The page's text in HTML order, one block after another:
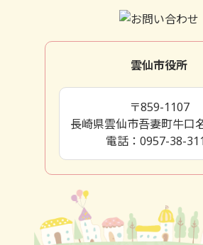
雲仙市役所
〒859-1107
長崎県雲仙市吾妻町牛口
電話：0957-38-